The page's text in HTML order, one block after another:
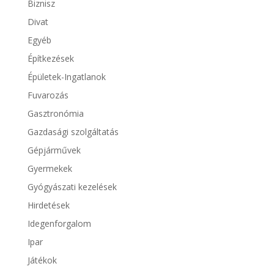
Biznisz
Divat
Egyéb
Építkezések
Épületek-Ingatlanok
Fuvarozás
Gasztronómia
Gazdasági szolgáltatás
Gépjárművek
Gyermekek
Gyógyászati kezelések
Hirdetések
Idegenforgalom
Ipar
Játékok